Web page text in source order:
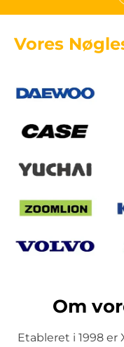
Vores
Om
Etableret i 1998 er